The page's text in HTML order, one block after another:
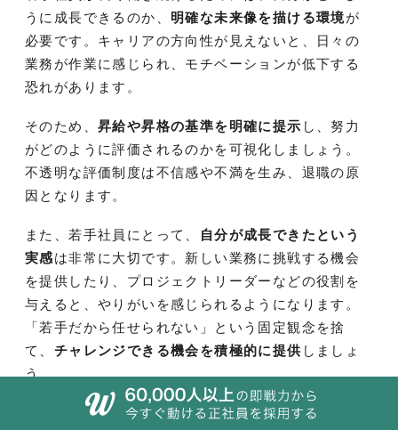
うに成長できるのか、 明確な未来像を描ける環境が
必要です。キャリアの方向性が見えないと、日々の
業務が作業に感じられ、モチベーションが低下する
恐れがあります。
そのため、 昇給や昇格の基準を明確に提示 し、努力
がどのように評価されるのかを可視化しましょう。
不透明な評価制度は不信感や不満を生み、退職の原
因となります。
また、若手社員にとって、
自分が成長できたという
実感は非常に大切です。新しい業務に挑戦する機会
を提供したり、プロジェクトリーダーなどの役割を
与えると、やりがいを感じられるようになります。
「若手だから任せられない」という固定観念を捨
て、 チャレンジできる機会を積極的に提供 しましょ
う。
社員一人ひとりに対して継続的に関心を持ち、成長